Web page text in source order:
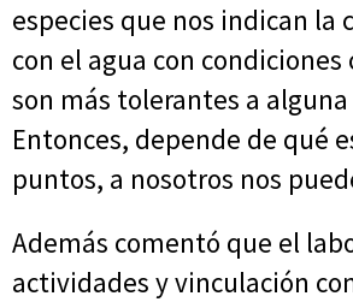
especies que nos indican la
con el agua con
son más tolerantes a
Entonces, depende de qué
puntos, a nosotros nos
Además comentó que el
actividades y vinculación